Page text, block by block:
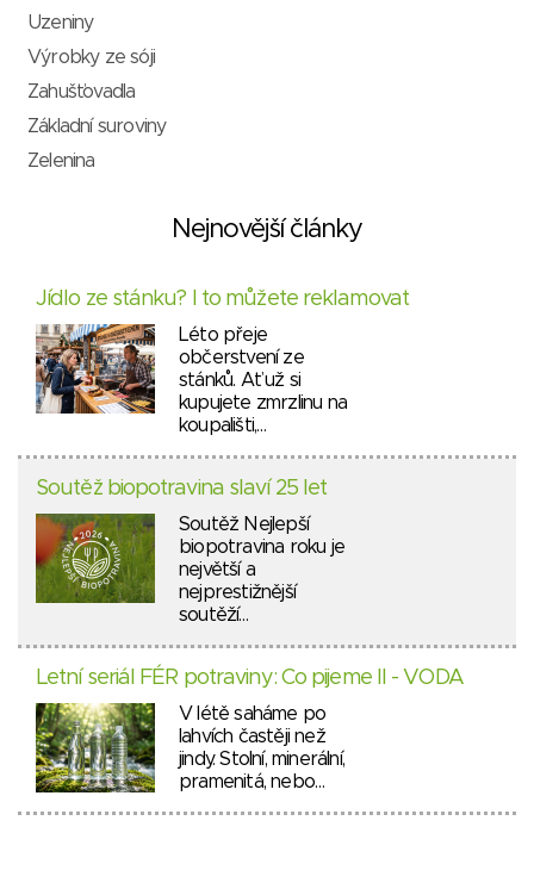
Uzeniny
Výrobky ze sóji
Zahušťovadla
Základní suroviny
Zelenina
Nejnovější články
Jídlo ze stánku? I to můžete reklamovat
Léto přeje
občerstvení ze
stánků. Ať už si
kupujete zmrzlinu na
koupališti,…
Soutěž biopotravina slaví 25 let
Soutěž Nejlepší
biopotravina roku je
největší a
nejprestižnější
soutěží…
Letní seriál FÉR potraviny: Co pijeme II - VODA
V létě saháme po
lahvích častěji než
jindy. Stolní, minerální,
pramenitá, nebo…